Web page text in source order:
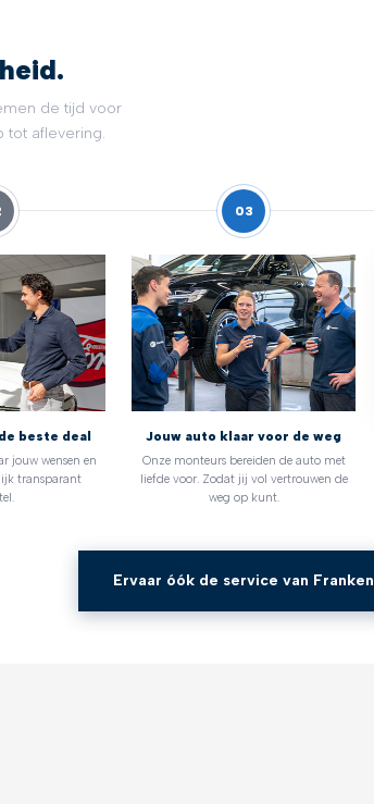
de tijd voor
tot aflevering.
beste deal
jouw wensen en
transparant
03
Jouw auto klaar voor de weg
Onze monteurs bereiden de auto met
liefde voor. Zodat jij vol vertrouwen de
weg op kunt.
Ervaar óók de service van Franken